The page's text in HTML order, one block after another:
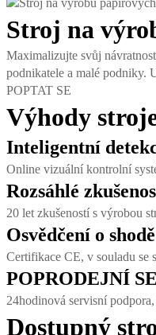
Stroj na
Maximalizujte svůj
podnikatele a malé podniky.
POPTAT SE
Výhody
Inteligentní
Online vizuální kontrolní
Rozsáhlé
20 let zkušeností s výrobou
Osvědčení o shodě
Certifikace CE, v souladu se
POPRODEJNÍ
24hodinová servisní
Dostupný